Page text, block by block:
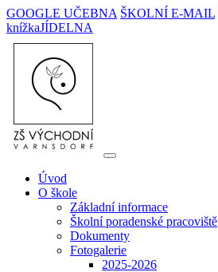
GOOGLE UČEBNA ŠKOLNÍ E-MAIL
knížkaJÍDELNA
Úvod
O škole
Základní informace
Školní poradenské pracoviště
Dokumenty
Fotogalerie
2025-2026